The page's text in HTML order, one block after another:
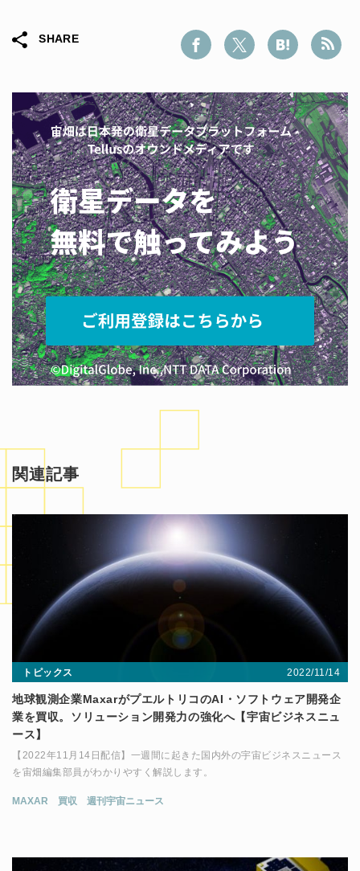
SHARE
関連記事
トピックス 2022/11/14
地球観測企業MaxarがプエルトリコのAI・ソフトウェア開発企
業を買収。ソリューション開発力の強化へ【宇宙ビジネスニュ
ース】
【2022年11月14日配信】一週間に起きた国内外の宇宙ビジネスニュース
を宙畑編集部員がわかりやすく解説します。
MAXAR 買収 週刊宇宙ニュース